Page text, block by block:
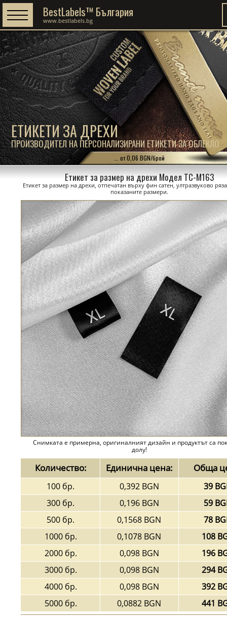
ЕТИКЕТИ ЗА ДРЕХИ
ПРОИЗВОДИТЕЛ НА ПЕРСОНАЛИЗИРАНИ ЕТИКЕТИ ЗА ОБЛЕКЛО
BestLabels™ България
www.bestlabels.bg
... от 0,06 BGN/брой
Етикет за размер на дрехи Модел TC-M163
Етикет за размер на дрехи, отпечатан върху фин сатен, ултразвуково
показаните размери.
Снимката е примерна, оригиналният дизайн и продуктът са
долу!
Количество: Единична цена: Обща
100 бр. 0,392 BGN
39
300 бр.
0,196 BGN
59
500 бр.
0,1568 BGN
78
1000 бр.
0,1078 BGN
108
2000 бр.
0,098 BGN
196
3000 бр.
0,098 BGN
294
4000 бр.
0,098 BGN
392
5000 бр.
0,0882 BGN 441